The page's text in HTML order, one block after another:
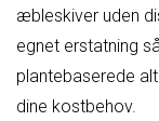
æbleskiver uden
egnet erstatning
plantebaserede
dine kostbehov.